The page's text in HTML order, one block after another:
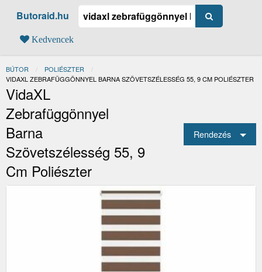
Butoraid.hu
Kedvencek
BÚTOR
POLIÉSZTER
JELENLEGI:
VIDAXL ZEBRAFÜGGÖNNYEL BARNA SZÖVETSZÉLESSÉG 55, 9 CM POLIÉSZTER
VidaXL
Zebrafüggönnyel
Barna
Szövetszélesség 55, 9
Cm Poliészter
Rendezés